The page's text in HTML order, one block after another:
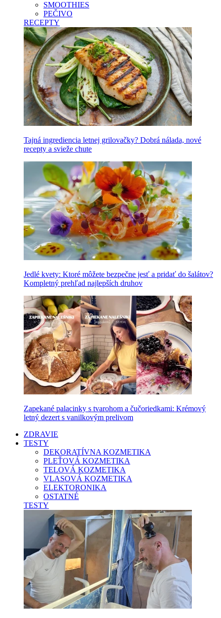
SMOOTHIES
PEČIVO
RECEPTY
Tajná ingrediencia letnej grilovačky? Dobrá nálada, nové
recepty a svieže chute
Jedlé kvety: Ktoré môžete bezpečne jesť a pridať do šalátov?
Kompletný prehľad najlepších druhov
Zapekané palacinky s tvarohom a čučoriedkami: Krémový
letný dezert s vanilkovým prelivom
ZDRAVIE
TESTY
DEKORATÍVNA KOZMETIKA
PLEŤOVÁ KOZMETIKA
TELOVÁ KOZMETIKA
VLASOVÁ KOZMETIKA
ELEKTORONIKA
OSTATNÉ
TESTY